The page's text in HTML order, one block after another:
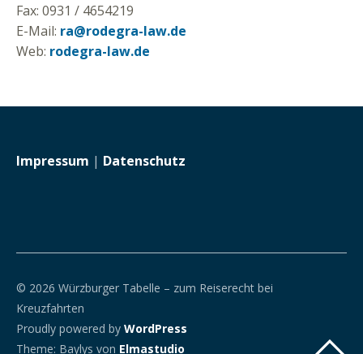
Fax: 0931 / 4654219
E-Mail: ra@rodegra-law.de
Web: rodegra-law.de
Impressum | Datenschutz
© 2026 Würzburger Tabelle – zum Reiserecht bei
Kreuzfahrten
Proudly powered by WordPress
Theme: Baylys von Elmastudio